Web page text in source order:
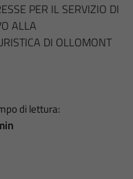
PER IL SERVIZIO DI
ALLA
DI OLLOMONT
di lettura: